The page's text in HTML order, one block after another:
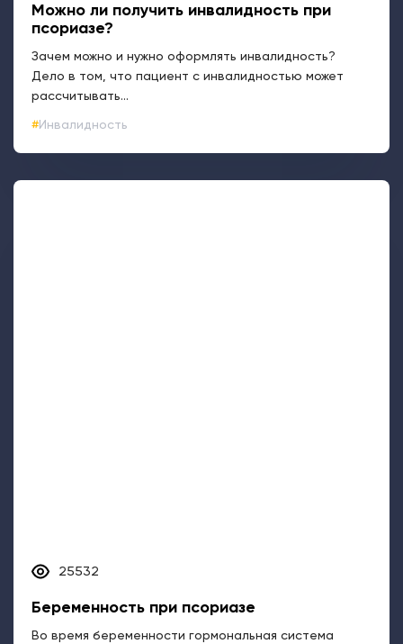
Можно ли получить инвалидность при
псориазе?
Зачем можно и нужно оформлять инвалидность?
Дело в том, что пациент с инвалидностью может
рассчитывать...
Инвалидность
25532
Беременность при псориазе
Во время беременности гормональная система